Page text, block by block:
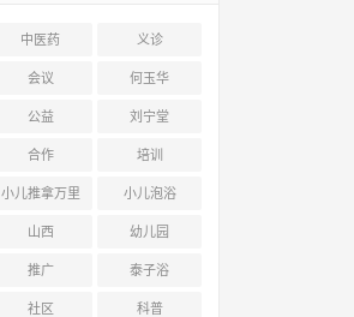
中医药 义诊
会议 何玉华
公益 刘宁堂
合作 培训
小儿推拿万里
行
小儿泡浴
山西 幼儿园
推广 泰子浴
社区 科普